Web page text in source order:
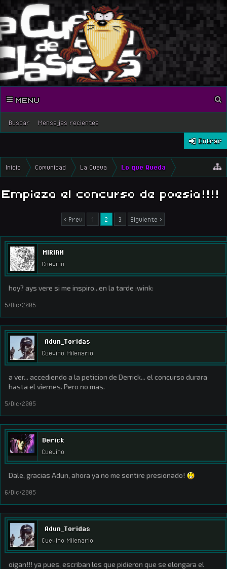
Buscar Mensajes recientes
MENU
Entrar
Inicio Comunidad La Cueva Lo que Queda
Empieza el concurso de poesia!!!!
< Prev 1 2 3 Siguiente >
MIRIAM
Cuevino
hoy? ays vere si me inspiro...en la tarde :wink:
5/Dic/2005
Adun_Toridas
Cuevino Milenario
a ver... accediendo a la peticion de Derrick... el concurso durara
hasta el viernes. Pero no mas.
5/Dic/2005
Derick
Cuevino
Dale, gracias Adun, ahora ya no me sentire presionado!
6/Dic/2005
Adun_Toridas
Cuevino Milenario
oigan!!! ya pues, escriban los que pidieron que se elongara el